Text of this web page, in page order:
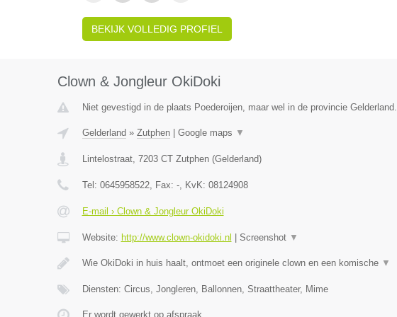
BEKIJK VOLLEDIG PROFIEL
Clown & Jongleur OkiDoki
Niet gevestigd in de plaats Poederoijen, maar wel in de provincie Gelderland.
Gelderland » Zutphen| Google maps ▼
Lintelostraat, 7203 CT Zutphen(Gelderland)
Tel: 0645958522, Fax: -, KvK: 08124908
E-mail › Clown & Jongleur OkiDoki
Website: http://www.clown-okidoki.nl Screenshot ▼
Wie OkiDoki in huis haalt, ontmoet een originele clown en een komische ▼
Diensten: Circus, Jongleren, Ballonnen, Straattheater, Mime
Er wordt gewerkt op afspraak.